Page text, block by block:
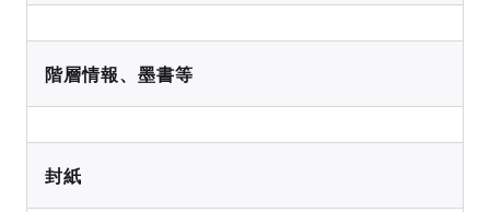
階層情報、墨書等
封紙